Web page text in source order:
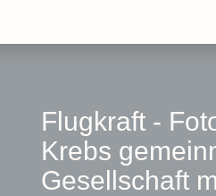
Flugkraft -
Krebs
Gesellschaft